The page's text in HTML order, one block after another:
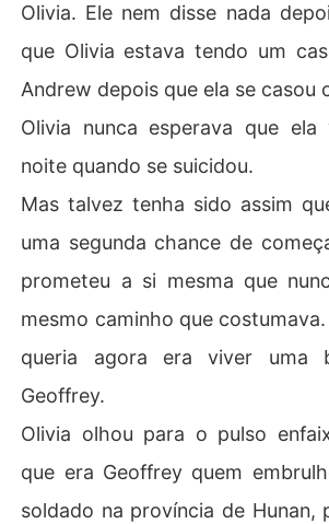
Olivia. Ele nem disse nada
que Olivia estava tendo um
Andrew depois que ela se casou
Olivia nunca esperava que ela
noite quando se suicidou.
Mas talvez tenha sido assim
uma segunda chance de
prometeu a si mesma que
mesmo caminho que
queria agora era viver uma
Geoffrey.
Olivia olhou para o pulso
que era Geoffrey quem
soldado na província de Hunan,